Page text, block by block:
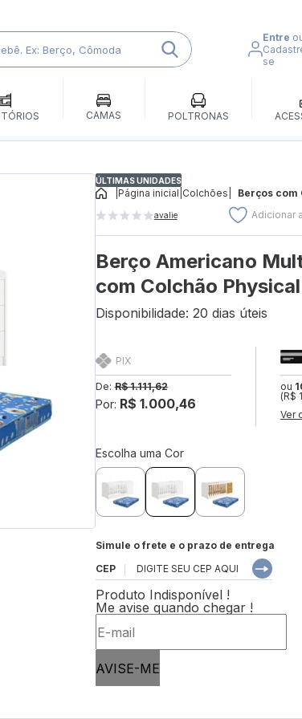
Entre
se
CAMAS POLTRONAS
ÚLTIMAS UNIDADES
Página inicial Colchões Berços com
avalie Adicionar
Berço Americano
com Colchão
Disponibilidade: 20 dias úteis
ou
(R$
Ver
PIX
De: R$ 1.111,62
Por: R$ 1.000,46
Escolha uma Cor
Simule o frete e o prazo de entrega
CEP
Produto Indisponível !
Me avise quando chegar !
AVISE-ME